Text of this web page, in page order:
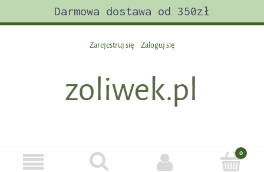
Darmowa dostawa od 350zł
Zarejestruj się Zaloguj się